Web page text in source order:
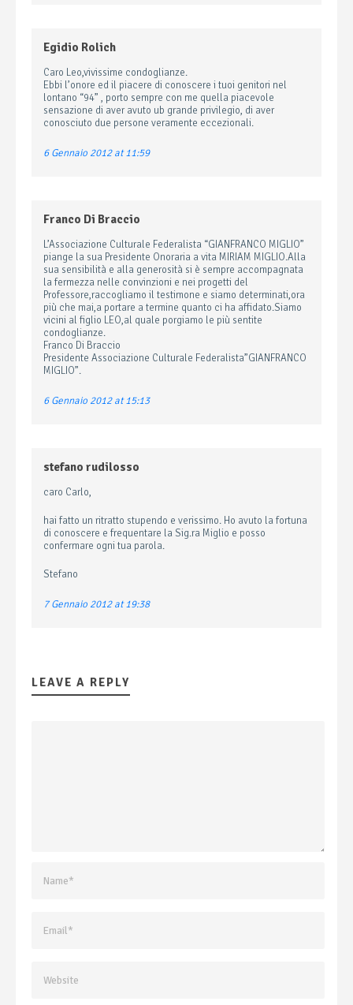
Egidio Rolich
Caro Leo,vivissime condoglianze.
Ebbi l’onore ed il piacere di conoscere i tuoi genitori nel
lontano “94” , porto sempre con me quella piacevole
sensazione di aver avuto ub grande privilegio, di aver
conosciuto due persone veramente eccezionali.
6 Gennaio 2012 at 11:59
Franco Di Braccio
L’Associazione Culturale Federalista “GIANFRANCO MIGLIO”
piange la sua Presidente Onoraria a vita MIRIAM MIGLIO.Alla
sua sensibilità e alla generosità si è sempre accompagnata
la fermezza nelle convinzioni e nei progetti del
Professore,raccogliamo il testimone e siamo determinati,ora
più che mai,a portare a termine quanto ci ha affidato.Siamo
vicini al figlio LEO,al quale porgiamo le più sentite
condoglianze.
Franco Di Braccio
Presidente Associazione Culturale Federalista”GIANFRANCO
MIGLIO”.
6 Gennaio 2012 at 15:13
stefano rudilosso
caro Carlo,
hai fatto un ritratto stupendo e verissimo. Ho avuto la fortuna
di conoscere e frequentare la Sig.ra Miglio e posso
confermare ogni tua parola.
Stefano
7 Gennaio 2012 at 19:38
LEAVE A REPLY